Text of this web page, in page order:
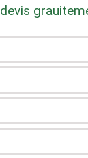
devis